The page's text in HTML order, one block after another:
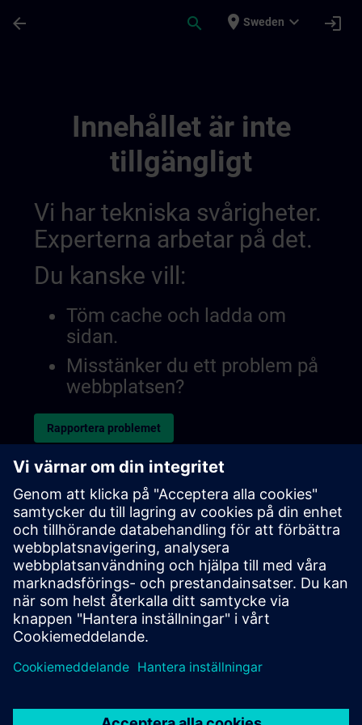
arrow_back search place Sweden expand_more login
Innehållet är inte
tillgängligt
Vi har tekniska svårigheter.
Experterna arbetar på det.
Du kanske vill:
Töm cache och ladda om
sidan.
Misstänker du ett problem på
webbplatsen?
Rapportera problemet